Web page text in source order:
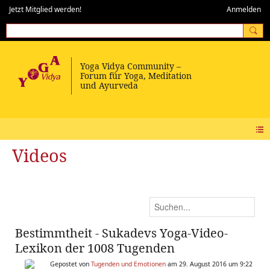
Jetzt Mitglied werden! Anmelden
Videos
Bestimmtheit - Sukadevs Yoga-Video-
Lexikon der 1008 Tugenden
Gepostet von Tugenden und Emotionen am 29. August 2016 um 9:22